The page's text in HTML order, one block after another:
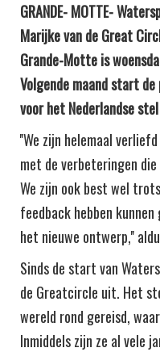
GRANDE- MOTTE-
Marijke van de Great
Grande-Motte is
Volgende maand start
voor het Nederlandse
''We zijn helemaal
met de verbeteringen
We zijn ook best wel
feedback hebben
het nieuwe ontwerp,''
Sinds de start van
de Greatcircle uit. Het
wereld rond gereisd,
Inmiddels zijn ze al vele